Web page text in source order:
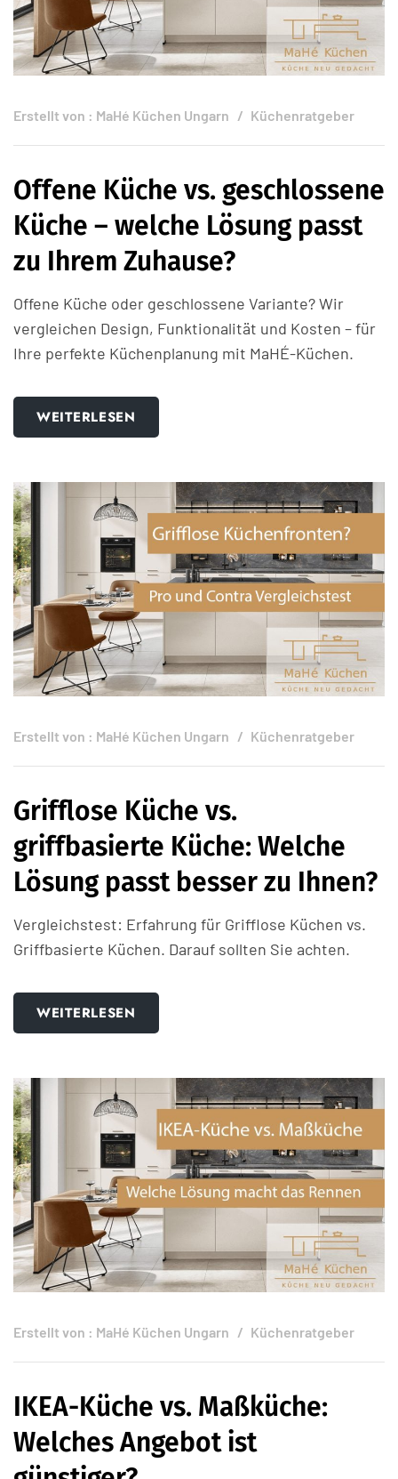
Erstellt von : MaHé Küchen Ungarn Küchenratgeber
Offene Küche vs. geschlossene
Küche – welche Lösung passt
zu Ihrem Zuhause?
Offene Küche oder geschlossene Variante? Wir
vergleichen Design, Funktionalität und Kosten – für
Ihre perfekte Küchenplanung mit MaHÉ-Küchen.
WEITERLESEN
Erstellt von : MaHé Küchen Ungarn Küchenratgeber
Grifflose Küche vs.
griffbasierte Küche: Welche
Lösung passt besser zu Ihnen?
Vergleichstest: Erfahrung für Grifflose Küchen vs.
Griffbasierte Küchen. Darauf sollten Sie achten.
WEITERLESEN
Erstellt von : MaHé Küchen Ungarn Küchenratgeber
IKEA-Küche vs. Maßküche:
Welches Angebot ist